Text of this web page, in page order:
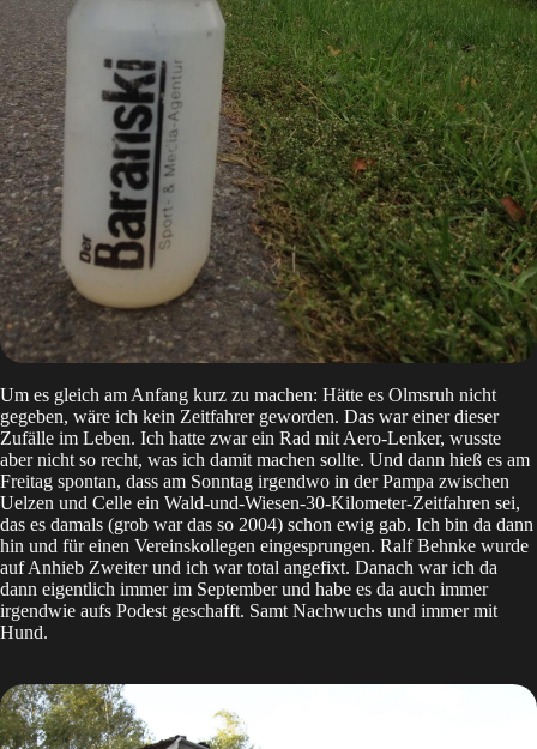
Um es gleich am Anfang kurz zu machen: Hätte es Olmsruh nicht
gegeben, wäre ich kein Zeitfahrer geworden. Das war einer dieser
Zufälle im Leben. Ich hatte zwar ein Rad mit Aero-Lenker, wusste
aber nicht so recht, was ich damit machen sollte. Und dann hieß es am
Freitag spontan, dass am Sonntag irgendwo in der Pampa zwischen
Uelzen und Celle ein Wald-und-Wiesen-30-Kilometer-Zeitfahren sei,
das es damals (grob war das so 2004) schon ewig gab. Ich bin da dann
hin und für einen Vereinskollegen eingesprungen. Ralf Behnke wurde
auf Anhieb Zweiter und ich war total angefixt. Danach war ich da
dann eigentlich immer im September und habe es da auch immer
irgendwie aufs Podest geschafft. Samt Nachwuchs und immer mit
Hund.